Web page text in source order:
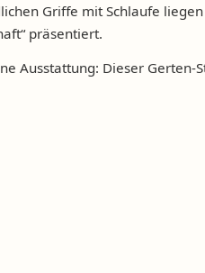
Griffe mit Schlaufe
präsentiert.
Ausstattung: Dieser Gerten-